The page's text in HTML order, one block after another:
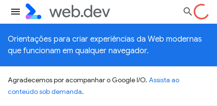
Orientações para criar experiências da Web modernas
que funcionam em qualquer navegador.
Agradecemos por acompanhar o Google I/O. Assista ao
conteúdo sob demanda.